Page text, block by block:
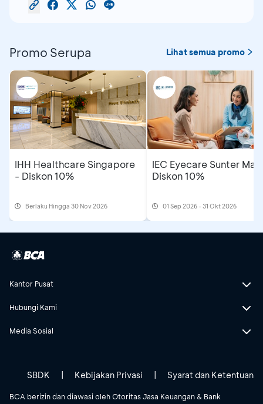
Promo Serupa Lihat semua promo
IHH Healthcare Singapore
- Diskon 10%
Berlaku Hingga 30 Nov 2026
IEC Eyecare Sunter
Diskon 10%
01 Sep 2026 - 31 Okt 2026
Kantor Pusat
Hubungi Kami
Media Sosial
BCA berizin dan diawasi oleh Otoritas Jasa Keuangan & Bank
SBDK Kebijakan Privasi Syarat dan Ketentuan